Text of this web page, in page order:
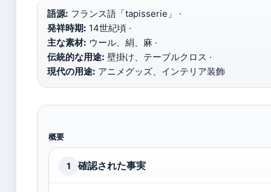
語源: フランス語「tapisserie」 ·
発祥時期: 14世紀頃 ·
主な素材: ウール、絹、麻 ·
伝統的な用途: 壁掛け、テーブルクロス ·
現代の用途: アニメグッズ、インテリア装飾
概要
1 確認された事実